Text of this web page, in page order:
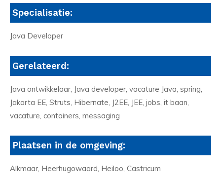
Specialisatie:
Java Developer
Gerelateerd:
Java ontwikkelaar, Java developer, vacature Java, spring,
Jakarta EE, Struts, Hibernate, J2EE, JEE, jobs, it baan,
vacature, containers, messaging
Plaatsen in de omgeving:
Alkmaar, Heerhugowaard, Heiloo, Castricum